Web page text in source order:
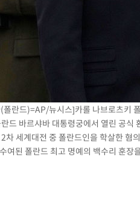
폴란드)=AP/뉴시스]카롤 나브로츠키
드 바르샤바 대통령궁에서 열린 공식
차 세계대전 중 폴란드인을 학살한 혐
여된 폴란드 최고 명예의 백수리 훈